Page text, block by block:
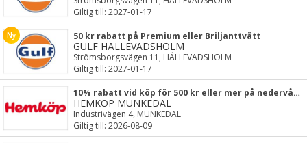
Giltig till: 2027-01-17
50 kr rabatt på Premium eller Briljanttvätt
GULF HÄLLEVADSHOLM
Strömsborgsvägen 11, HÄLLEVADSHOLM
Giltig till: 2027-01-17
10% rabatt vid köp för 500 kr eller mer på nedervåningen
HEMKÖP MUNKEDAL
Industrivägen 4, MUNKEDAL
Giltig till: 2026-08-09